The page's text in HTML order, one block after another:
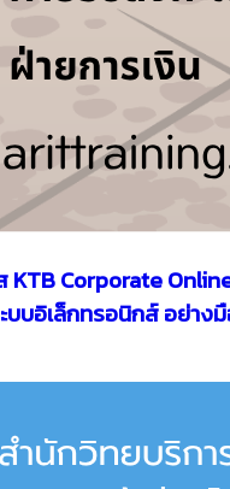
Corporate
บบอิเล็กทรอนิกส์ อย่าง